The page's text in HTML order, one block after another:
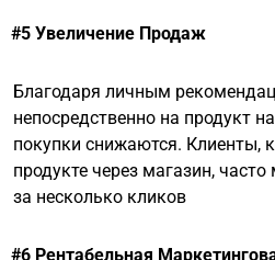
#5 Увеличение Продаж
Благодаря личным
непосредственно на продукт
покупки снижаются. Клиенты,
продукте через магазин, часто
за несколько кликов
#6 Рентабельная